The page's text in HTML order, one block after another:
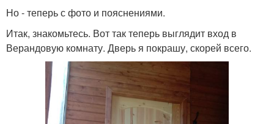
Но - теперь с фото и пояснениями.
Итак, знакомьтесь. Вот так теперь выглядит вход в
Верандовую комнату. Дверь я покрашу, скорей всего.